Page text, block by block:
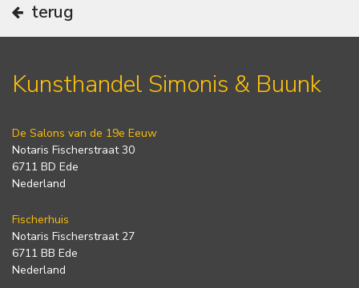
terug
Kunsthandel Simonis & Buunk
De Salons van de 19e Eeuw
Notaris Fischerstraat 30
6711 BD Ede
Nederland
Fischerhuis
Notaris Fischerstraat 27
6711 BB Ede
Nederland